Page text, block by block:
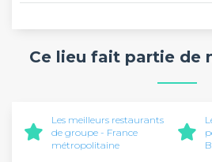
Ce lieu fait partie de
Les meilleurs restaurants
de groupe - France
métropolitaine